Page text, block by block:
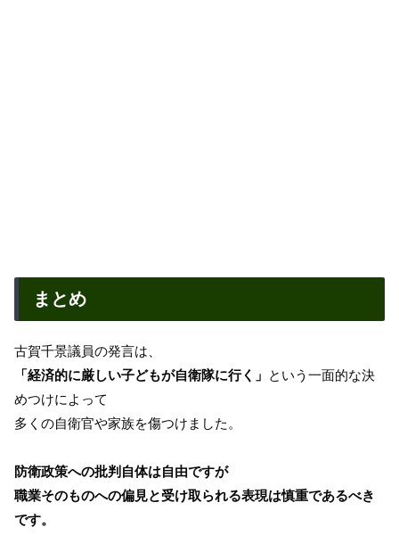
まとめ
古賀千景議員の発言は、
「経済的に厳しい子どもが自衛隊に行く」 という一面的な決
めつけによって
多くの自衛官や家族を傷つけました。
防衛政策への批判自体は自由ですが
職業そのものへの偏見と受け取られる表現は慎重であるべき
です。